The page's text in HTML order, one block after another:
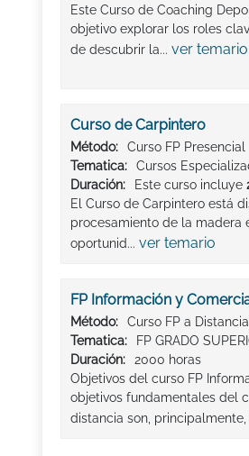
Este Curso de Coaching
objetivo explorar los roles
de descubrir la... ver temario
Curso de Carpintero
Método:
Curso FP Presencial
Tematica:
Cursos
Duración:
Este curso incluye
El Curso de Carpintero está
procesamiento de la madera
oportunid... ver temario
FP Información y
Método:
Curso FP a Distancia
Tematica:
FP GRADO
Duración:
2000 horas
Objetivos del curso FP
objetivos fundamentales del
distancia son, principalmente,